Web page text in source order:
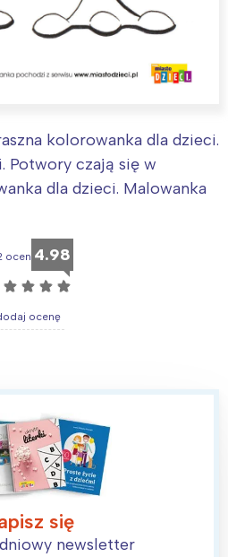
kolorowanka dla dzieci.
Potwory czają się w
dla dzieci. Malowanka
ocen 4.98
☆ ☆ ☆ ☆
ocenę
się
newsletter